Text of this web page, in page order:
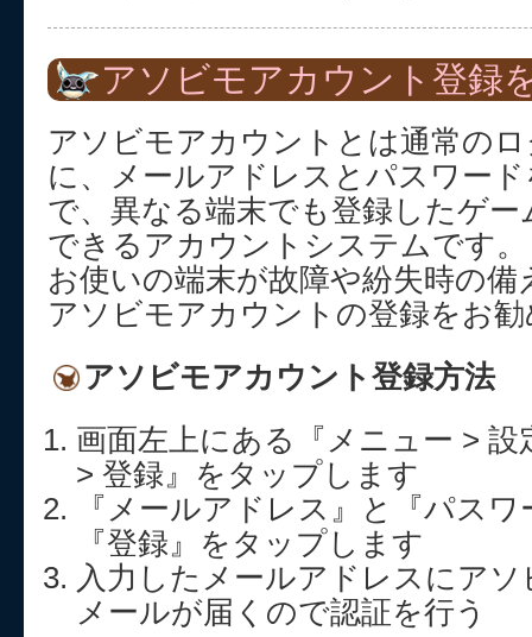
アソビモアカウント登録
アソビモアカウントとは通常の
に、メールアドレスとパスワー
で、異なる端末でも登録したゲ
できるアカウントシステムです。
お使いの端末が故障や紛失時の
アソビモアカウントの登録をお
アソビモアカウント登録方法
画面左上にある『メニュー >
> 登録』をタップします
『メールアドレス』と『パス
『登録』をタップします
入力したメールアドレスにア
メールが届くので認証を行う